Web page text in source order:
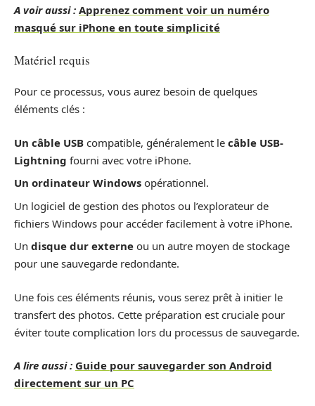
A voir aussi : Apprenez comment voir un numéro
masqué sur iPhone en toute simplicité
Matériel requis
Pour ce processus, vous aurez besoin de quelques
éléments clés :
Un câble USB compatible, généralement le câble USB-
Lightning fourni avec votre iPhone.
Un ordinateur Windows opérationnel.
Un logiciel de gestion des photos ou l’explorateur de
fichiers Windows pour accéder facilement à votre iPhone.
Un disque dur externe ou un autre moyen de stockage
pour une sauvegarde redondante.
Une fois ces éléments réunis, vous serez prêt à initier le
transfert des photos. Cette préparation est cruciale pour
éviter toute complication lors du processus de sauvegarde.
A lire aussi : Guide pour sauvegarder son Android
directement sur un PC